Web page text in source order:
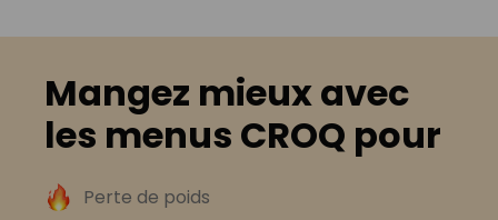
Mangez mieux avec
les menus CROQ pour
Perte de poids